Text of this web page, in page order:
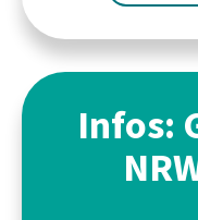
Infos: